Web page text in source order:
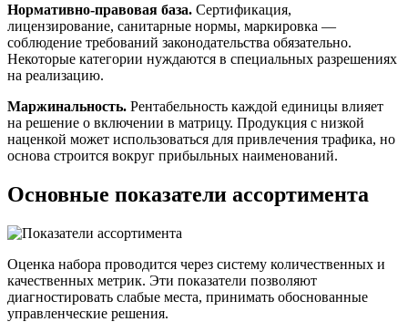
Нормативно-правовая база. Сертификация,
лицензирование, санитарные нормы, маркировка —
соблюдение требований законодательства обязательно.
Некоторые категории нуждаются в специальных разрешениях
на реализацию.
Маржинальность. Рентабельность каждой единицы влияет
на решение о включении в матрицу. Продукция с низкой
наценкой может использоваться для привлечения трафика, но
основа строится вокруг прибыльных наименований.
Основные показатели ассортимента
Оценка набора проводится через систему количественных и
качественных метрик. Эти показатели позволяют
диагностировать слабые места, принимать обоснованные
управленческие решения.